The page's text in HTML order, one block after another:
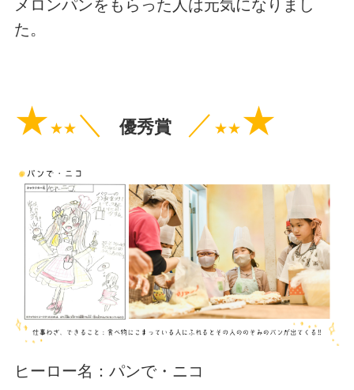
メロンパンをもらった人は元気になりまし
た。
★ ★★ ＼ 優秀賞 ／ ★★ ★
ヒーロー名：パンで・ニコ